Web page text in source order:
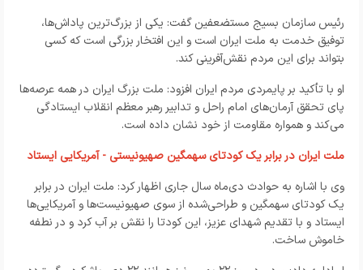
رئیس سازمان بسیج مستضعفین گفت: یکی از بزرگ‌ترین پاداش‌ها،
توفیق خدمت به ملت ایران است و این افتخار بزرگی است که کسی
بتواند برای این مردم نقش‌آفرینی کند.
او با تأکید بر پایمردی مردم ایران افزود: ملت بزرگ ایران در همه عرصه‌ها
پای تحقق آرمان‌های امام راحل و تدابیر رهبر معظم انقلاب ایستادگی
می‌کند و همواره مقاومت از خود نشان داده است.
ملت ایران در برابر یک کودتای سهمگین صهیونیستی - آمریکایی‌ ایستاد
وی با اشاره به حوادث دی‌ماه سال جاری اظهار کرد: ملت ایران در برابر
یک کودتای سهمگین و طراحی‌شده از سوی صهیونیست‌ها و آمریکایی‌ها
ایستاد و با تقدیم شهدای عزیز، این کودتا را نقش بر آب کرد و در نطفه
خاموش ساخت.